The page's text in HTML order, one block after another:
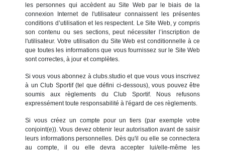
les personnes qui accèdent au Site Web par le biais de la
connexion Internet de l'utilisateur connaissent les présentes
conditions d’utilisation et les respectent. Le Site Web, y compris
son contenu ou ses sections, peut nécessiter l’inscription de
l'utilisateur. Votre utilisation du Site Web est conditionnelle à ce
que toutes les informations que vous fournissez sur le Site Web
sont correctes, à jour et complètes.
Si vous vous abonnez à clubs.studio et que vous vous inscrivez
à un Club Sportif (tel que défini ci-dessous), vous pouvez être
soumis aux règlements du Club Sportif. Nous refusons
expressément toute responsabilité à l'égard de ces règlements.
Si vous créez un compte pour un tiers (par exemple votre
conjoint(e)). Vous devez obtenir leur autorisation avant de saisir
leurs informations personnelles. Dès qu'il ou elle se connectera
au compte, il ou elle devra accepter lui/elle-même les